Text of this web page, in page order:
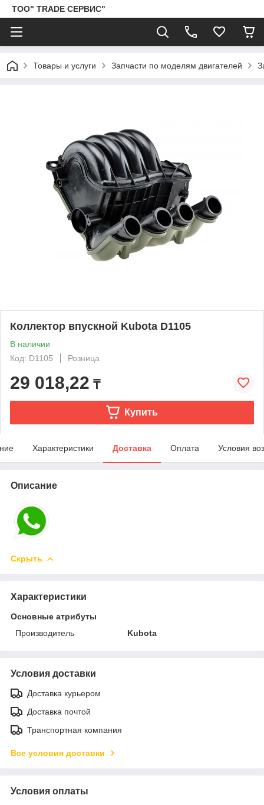
ТОО" TRADE СЕРВИС"
Товары и услуги Запчасти по моделям двигателей
Коллектор впускной Kubota D1105
В наличии
Код: D1105
Розница
29 018,22 ₸
Купить
Характеристики Доставка Оплата Условия
Описание
Скрыть
Характеристики
Основные атрибуты
Производитель
Kubota
Условия доставки
Доставка курьером
Доставка почтой
Транспортная компания
Все условия доставки
Условия оплаты